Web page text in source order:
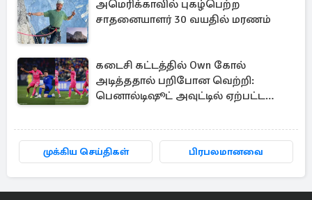
அமெரிக்காவில் புகழ்பெற்ற
சாதனையாளர் 30 வயதில் மரணம்
கடைசி கட்டத்தில் Own கோல்
அடித்ததால் பறிபோன வெற்றி:
பெனால்டிஷூட் அவுட்டில் ஏற்பட்ட
முக்கிய செய்திகள் பிரபலமானவை